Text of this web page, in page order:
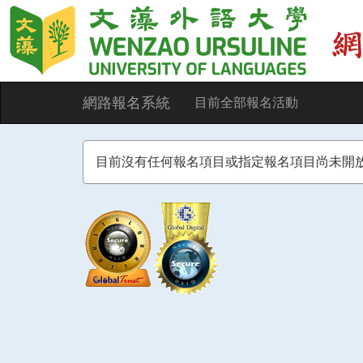
網路報名系統 目前全部報名活動
目前沒有任何報名項目或指定報名項目尚未開